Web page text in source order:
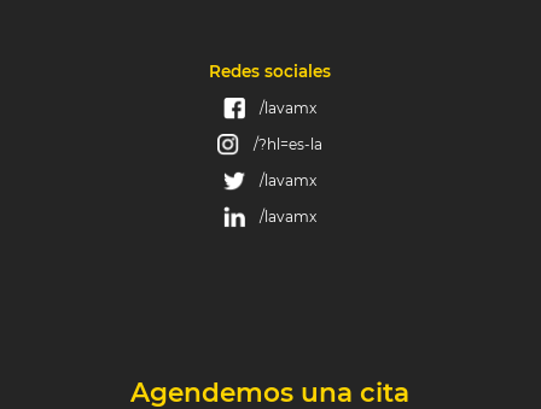
Redes sociales
/lavamx
/?hl=es-la
/lavamx
/lavamx
Agendemos una cita